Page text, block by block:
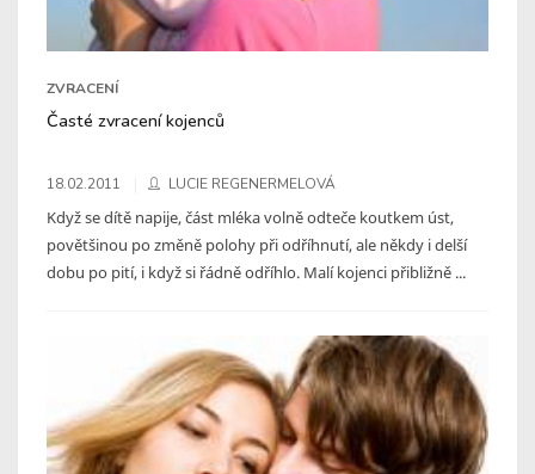
ZVRACENÍ
Časté zvracení kojenců
18.02.2011 LUCIE REGENERMELOVÁ
Když se dítě napije, část mléka volně odteče koutkem úst,
povětšinou po změně polohy při odříhnutí, ale někdy i delší
dobu po pití, i když si řádně odříhlo. Malí kojenci přibližně ...